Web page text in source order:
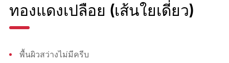
ทองแดงเปลือย (เส้นใยเดี่ยว)
พื้นผิวสว่างไม่มีครีบ